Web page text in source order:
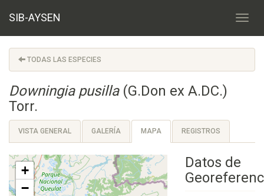
SIB-AYSEN
TODAS LAS ESPECIES
Downingia pusilla(G.Don ex A.DC.)
Torr.
VISTA GENERAL GALERÍA MAPA REGISTROS
+
−
Datos de